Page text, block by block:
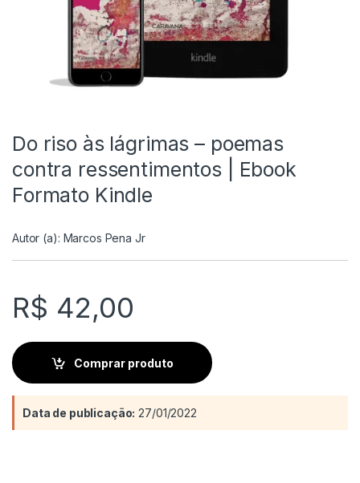
Do riso às lágrimas – poemas
contra ressentimentos | Ebook
Formato Kindle
Autor (a): Marcos Pena Jr
R$ 42,00
Comprar produto
Data de publicação: 27/01/2022